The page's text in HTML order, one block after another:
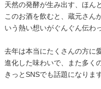
天然の発酵が生み出す、ほん
このお酒を飲むと、蔵元さん
いう熱い想いがぐんぐん伝わ
去年は本当にたくさんの方に
進化した味わいで、また多く
きっとSNSでも話題になりま